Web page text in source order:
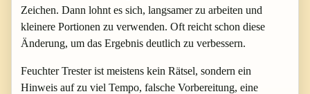
Zeichen. Dann lohnt es sich, langsamer zu arbeiten und
kleinere Portionen zu verwenden. Oft reicht schon diese
Änderung, um das Ergebnis deutlich zu verbessern.
Feuchter Trester ist meistens kein Rätsel, sondern ein
Hinweis auf zu viel Tempo, falsche Vorbereitung, eine